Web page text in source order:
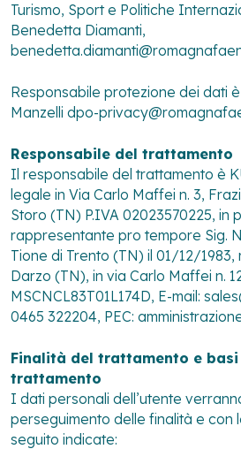
Turismo, Sport e Politiche
Benedetta Diamanti,
Responsabile protezione dei dati
Manzelli dpo-
Responsabile del trattamento
Il responsabile del trattamento è
legale in Via Carlo Maffei n. 3,
Storo (TN) P.IVA 02023570225, in
rappresentante pro tempore Sig.
Tione di Trento (TN) il 01/12/1983,
Darzo (TN), in via Carlo Maffei n.
MSCNCL83T01L174D, E-mail:
0465 322204, PEC:
Finalità del trattamento e
trattamento
I dati personali dell’utente
perseguimento delle finalità e con
seguito indicate: